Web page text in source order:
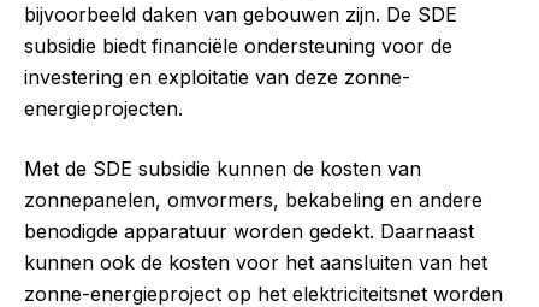
bijvoorbeeld daken van gebouwen zijn. De SDE
subsidie biedt financiële ondersteuning voor de
investering en exploitatie van deze zonne-
energieprojecten.
Met de SDE subsidie kunnen de kosten van
zonnepanelen, omvormers, bekabeling en andere
benodigde apparatuur worden gedekt. Daarnaast
kunnen ook de kosten voor het aansluiten van het
zonne-energieproject op het elektriciteitsnet worden